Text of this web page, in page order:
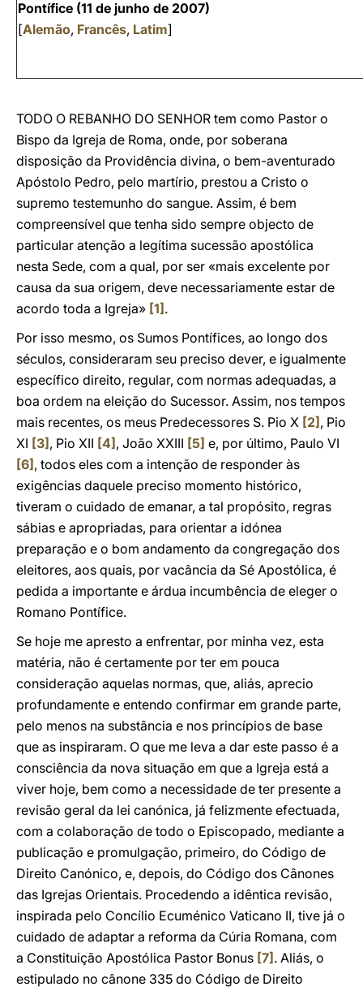
Pontífice (11 de junho de 2007)
[Alemão, Francês, Latim]
TODO O REBANHO DO SENHOR tem como Pastor o
Bispo da Igreja de Roma, onde, por soberana
disposição da Providência divina, o bem-aventurado
Apóstolo Pedro, pelo martírio, prestou a Cristo o
supremo testemunho do sangue. Assim, é bem
compreensível que tenha sido sempre objecto de
particular atenção a legítima sucessão apostólica
nesta Sede, com a qual, por ser «mais excelente por
causa da sua origem, deve necessariamente estar de
acordo toda a Igreja» [1] .
Por isso mesmo, os Sumos Pontífices, ao longo dos
séculos, consideraram seu preciso dever, e igualmente
específico direito, regular, com normas adequadas, a
boa ordem na eleição do Sucessor. Assim, nos tempos
mais recentes, os meus Predecessores S. Pio X [2] , Pio
XI [3] , Pio XII [4] , João XXIII [5] e, por último, Paulo VI
[6] , todos eles com a intenção de responder às
exigências daquele preciso momento histórico,
tiveram o cuidado de emanar, a tal propósito, regras
sábias e apropriadas, para orientar a idónea
preparação e o bom andamento da congregação dos
eleitores, aos quais, por vacância da Sé Apostólica, é
pedida a importante e árdua incumbência de eleger o
Romano Pontífice.
Se hoje me apresto a enfrentar, por minha vez, esta
matéria, não é certamente por ter em pouca
consideração aquelas normas, que, aliás, aprecio
profundamente e entendo confirmar em grande parte,
pelo menos na substância e nos princípios de base
que as inspiraram. O que me leva a dar este passo é a
consciência da nova situação em que a Igreja está a
viver hoje, bem como a necessidade de ter presente a
revisão geral da lei canónica, já felizmente efectuada,
com a colaboração de todo o Episcopado, mediante a
publicação e promulgação, primeiro, do Código de
Direito Canónico, e, depois, do Código dos Cânones
das Igrejas Orientais. Procedendo a idêntica revisão,
inspirada pelo Concílio Ecuménico Vaticano II, tive já o
cuidado de adaptar a reforma da Cúria Romana, com
a Constituição Apostólica Pastor Bonus [7] . Aliás, o
estipulado no cânone 335 do Código de Direito